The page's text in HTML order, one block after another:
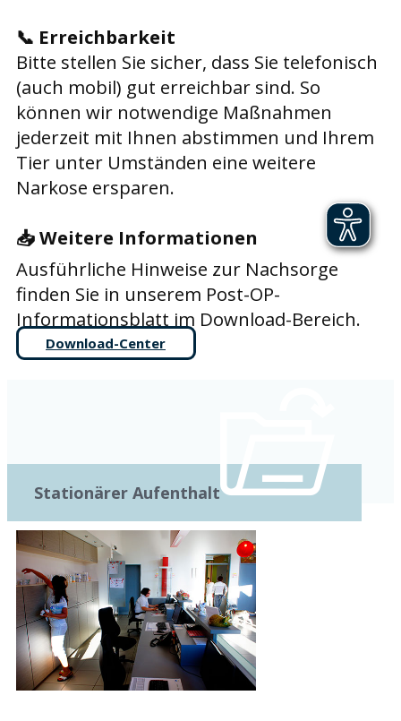
📞 Erreichbarkeit
Bitte stellen Sie sicher, dass Sie telefonisch
(auch mobil) gut erreichbar sind. So
können wir notwendige Maßnahmen
jederzeit mit Ihnen abstimmen und Ihrem
Tier unter Umständen eine weitere
Narkose ersparen.
📥Weitere Informationen
Ausführliche Hinweise zur Nachsorge
finden Sie in unserem Post-OP-
Informationsblatt im Download-Bereich.
Download-Center
Stationärer Aufenthalt